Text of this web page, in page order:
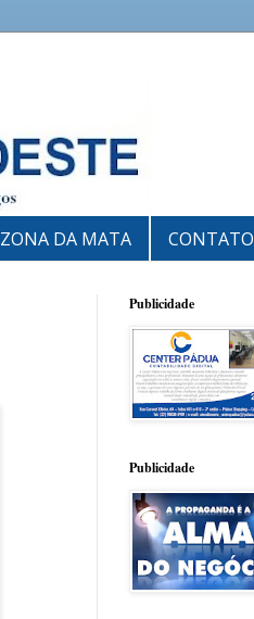
ZONA DA MATA CONTATO
Publicidade
Publicidade